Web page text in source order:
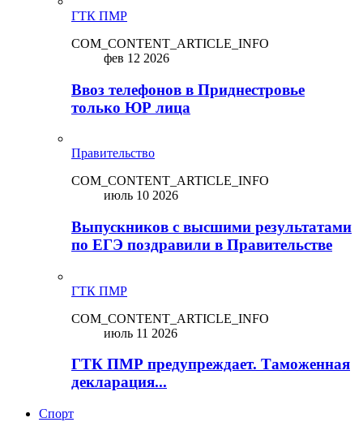
ГТК ПМР
COM_CONTENT_ARTICLE_INFO
фев 12 2026
Ввоз телефонов в Приднестровье
только ЮР лица
Правительство
COM_CONTENT_ARTICLE_INFO
июль 10 2026
Выпускников с высшими результатами
по ЕГЭ поздравили в Правительстве
ГТК ПМР
COM_CONTENT_ARTICLE_INFO
июль 11 2026
ГТК ПМР предупреждает. Таможенная
декларация...
Спорт